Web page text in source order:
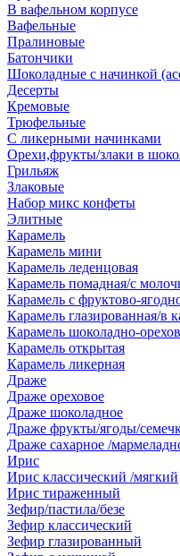
В вафельном корпусе
Вафельные
Пралиновые
Батончики
Шоколадные с начинкой
Десерты
Кремовые
Трюфельные
С ликерными начинками
Орехи,фрукты/злаки в
Грильяж
Злаковые
Набор микс конфеты
Элитные
Карамель
Карамель мини
Карамель леденцовая
Карамель помадная/с
Карамель с фруктово-
Карамель глазированная/в
Карамель шоколадно-
Карамель открытая
Карамель ликерная
Драже
Драже ореховое
Драже шоколадное
Драже фрукты/ягоды/
Драже сахарное /
Ирис
Ирис классический /мягкий
Ирис тираженный
Зефир/пастила/безе
Зефир классический
Зефир глазированный